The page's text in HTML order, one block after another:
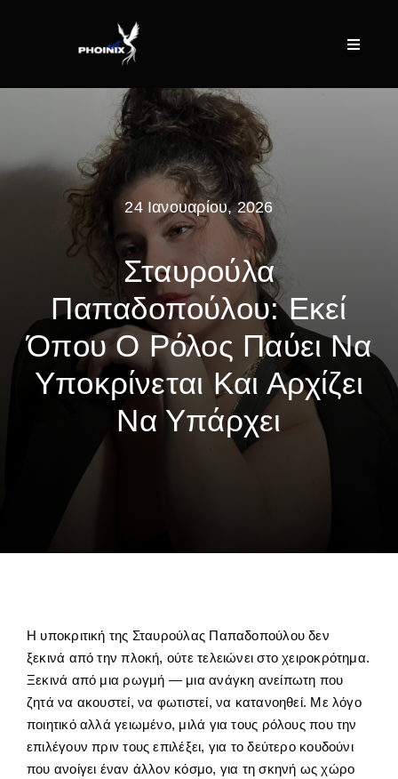
Toggle
Home
Events
Posts
Contact
24 Ιανουαρίου, 2026
Σταυρούλα
Παπαδοπούλου: Εκεί
Όπου Ο Ρόλος Παύει Να
Υποκρίνεται Και Αρχίζει
Να Υπάρχει
Η υποκριτική της Σταυρούλας Παπαδοπούλου δεν
ξεκινά από την πλοκή, ούτε τελειώνει στο χειροκρότημα.
Ξεκινά από μια ρωγμή — μια ανάγκη ανείπωτη που
ζητά να ακουστεί, να φωτιστεί, να κατανοηθεί. Με λόγο
ποιητικό αλλά γειωμένο, μιλά για τους ρόλους που την
επιλέγουν πριν τους επιλέξει, για το δεύτερο κουδούνι
που ανοίγει έναν άλλον κόσμο, για τη σκηνή ως χώρο